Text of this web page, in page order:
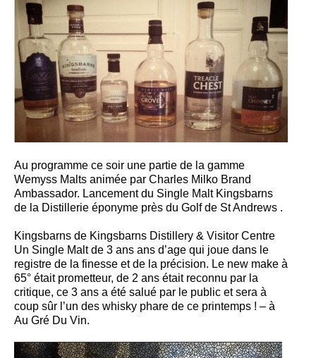
Au programme ce soir une partie de la gamme
Wemyss Malts animée par Charles Milko Brand
Ambassador. Lancement du Single Malt Kingsbarns
de la Distillerie éponyme près du Golf de St Andrews .
Kingsbarns de Kingsbarns Distillery & Visitor Centre
Un Single Malt de 3 ans ans d’age qui joue dans le
registre de la finesse et de la précision. Le new make à
65° était prometteur, de 2 ans était reconnu par la
critique, ce 3 ans a été salué par le public et sera à
coup sûr l’un des whisky phare de ce printemps ! – à
Au Gré Du Vin.